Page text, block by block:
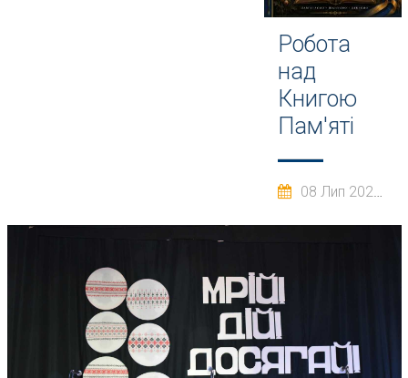
Робота
над
Книгою
Пам'яті
08 Лип 2026